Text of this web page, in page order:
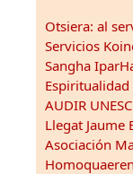
Otsiera: al
Servicios
Sangha
AUDIR
Llegat Jaume
Asociación